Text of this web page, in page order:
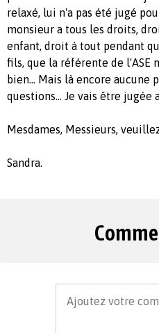
relaxé, lui n'a pas été jugé
monsieur a tous les droits,
enfant, droit à tout pendant
fils, que la référente de l'ASE
bien... Mais là encore aucune
questions... Je vais être
Mesdames, Messieurs,
Sandra.